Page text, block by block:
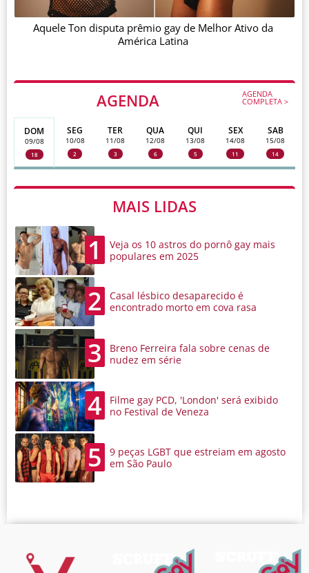
AGENDA AGENDA
COMPLETA >
DOM
09/08
18
SEG
10/08
2
TER
11/08
3
QUA
12/08
6
QUI
13/08
5
SEX
14/08
11
SAB
15/08
14
MAIS LIDAS
1
Veja os 10 astros do pornô gay mais
populares em 2025
2
Casal lésbico desaparecido é
encontrado morto em cova rasa
3
Breno Ferreira fala sobre cenas de
nudez em série
4
Filme gay PCD, 'London' será exibido
no Festival de Veneza
5
9 peças LGBT que estreiam em agosto
em São Paulo
Aquele Ton disputa prêmio gay de Melhor Ativo da
América Latina